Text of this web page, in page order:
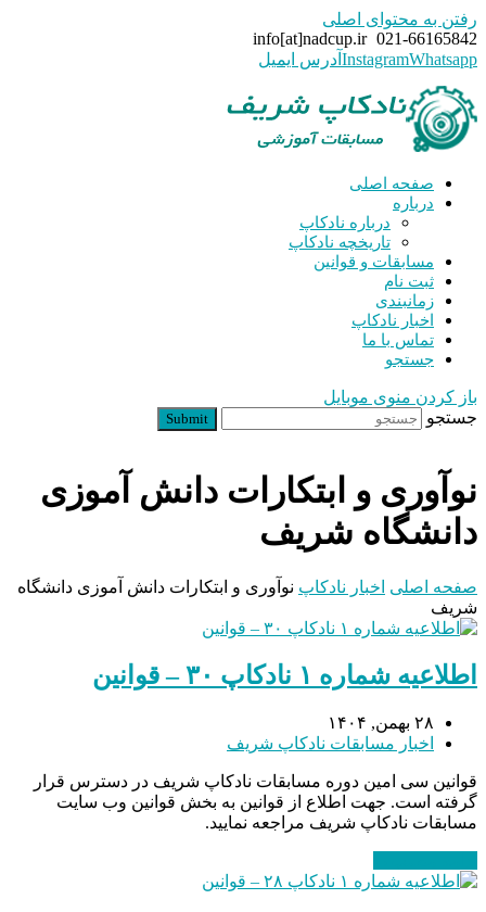
رفتن به محتوای اصلی
021-66165842
info[at]nadcup.ir
InstagramWhatsapp آدرس ایمیل
صفحه اصلی
درباره
درباره نادکاپ
تاریخچه نادکاپ
مسابقات و قوانین
ثبت نام
زمانبندی
اخبار نادکاپ
تماس با ما
جستجو
باز کردن منوی موبایل
جستجو
Submit
نوآوری و ابتکارات دانش آموزی
دانشگاه شریف
صفحه اصلی اخبار نادکاپ نوآوری و ابتکارات دانش آموزی دانشگاه
شریف
اطلاعیه شماره ۱ نادکاپ ۳۰ – قوانین
۲۸ بهمن, ۱۴۰۴
اخبار مسابقات نادکاپ شریف
قوانین سی امین دوره مسابقات نادکاپ شریف در دسترس قرار
گرفته است. جهت اطلاع از قوانین به بخش قوانین وب سایت
مسابقات نادکاپ شریف مراجعه نمایید.